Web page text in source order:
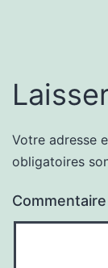
Votre adresse
obligatoires
Commentaire